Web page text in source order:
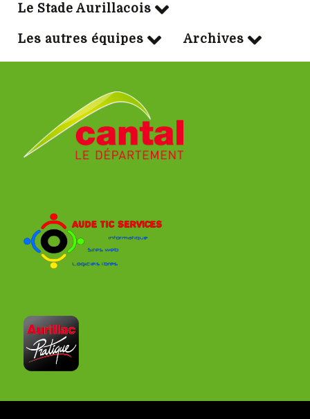
Le Stade Aurillacois
Les autres équipes Archives